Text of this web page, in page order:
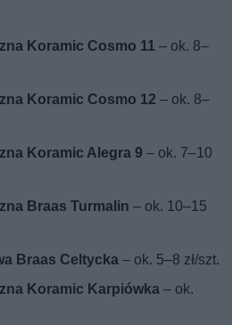
Koramic Cosmo 11 – ok. 8–
Koramic Cosmo 12 – ok. 8–
Koramic Alegra 9 – ok. 7–10
Braas Turmalin – ok. 10–15
Braas Celtycka – ok. 5–8 zł/szt.
Koramic Karpiówka – ok.